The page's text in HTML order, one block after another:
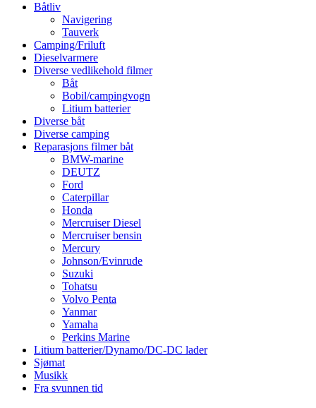
Båtliv
Navigering
Tauverk
Camping/Friluft
Dieselvarmere
Diverse vedlikehold filmer
Båt
Bobil/campingvogn
Litium batterier
Diverse båt
Diverse camping
Reparasjons filmer båt
BMW-marine
DEUTZ
Ford
Caterpillar
Honda
Mercruiser Diesel
Mercruiser bensin
Mercury
Johnson/Evinrude
Suzuki
Tohatsu
Volvo Penta
Yanmar
Yamaha
Perkins Marine
Litium batterier/Dynamo/DC-DC lader
Sjømat
Musikk
Fra svunnen tid